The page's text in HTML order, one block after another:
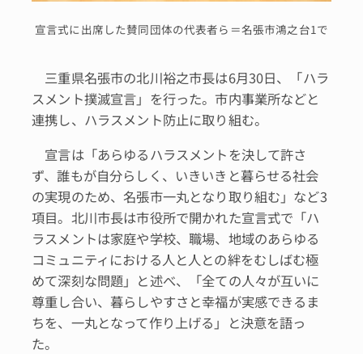
宣言式に出席した賛同団体の代表者ら＝名張市鴻之台1で
三重県名張市の北川裕之市長は6月30日、「ハラ
スメント撲滅宣言」を行った。市内事業所などと
連携し、ハラスメント防止に取り組む。
宣言は「あらゆるハラスメントを決して許さ
ず、誰もが自分らしく、いきいきと暮らせる社会
の実現のため、名張市一丸となり取り組む」など3
項目。北川市長は市役所で開かれた宣言式で「ハ
ラスメントは家庭や学校、職場、地域のあらゆる
コミュニティにおける人と人との絆をむしばむ極
めて深刻な問題」と述べ、「全ての人々が互いに
尊重し合い、暮らしやすさと幸福が実感できるま
ちを、一丸となって作り上げる」と決意を語っ
た。